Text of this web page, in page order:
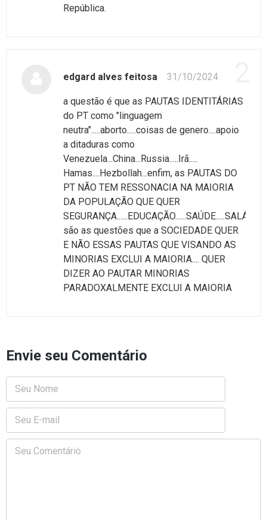
República.
edgard alves feitosa 31/10/2024
a questão é que as PAUTAS IDENTITÁRIAS
do PT como "linguagem
neutra".....aborto.....coisas de genero....apoio
a ditaduras como
Venezuela...China...Russia.....Irã.....
Hamas....Hezbollah...enfim, as PAUTAS DO
PT NÃO TEM RESSONACIA NA MAIORIA
DA POPULAÇÃO QUE QUER
são as questões que a SOCIEDADE QUER
E NÃO ESSAS PAUTAS QUE VISANDO AS
MINORIAS EXCLUI A MAIORIA.... QUER
DIZER AO PAUTAR MINORIAS
PARADOXALMENTE EXCLUI A MAIORIA
Envie seu Comentário